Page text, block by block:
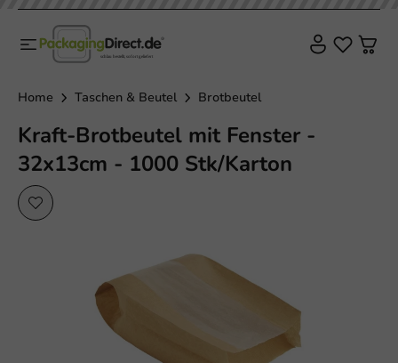
Home Taschen & Beutel Brotbeutel
Kraft-Brotbeutel mit Fenster -
32x13cm - 1000 Stk/Karton